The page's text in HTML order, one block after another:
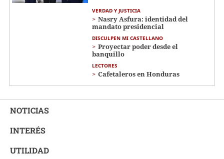
VERDAD Y JUSTICIA
Nasry Asfura: identidad del
mandato presidencial
DISCULPEN MI CASTELLANO
Proyectar poder desde el
banquillo
LECTORES
Cafetaleros en Honduras
NOTICIAS
INTERÉS
UTILIDAD